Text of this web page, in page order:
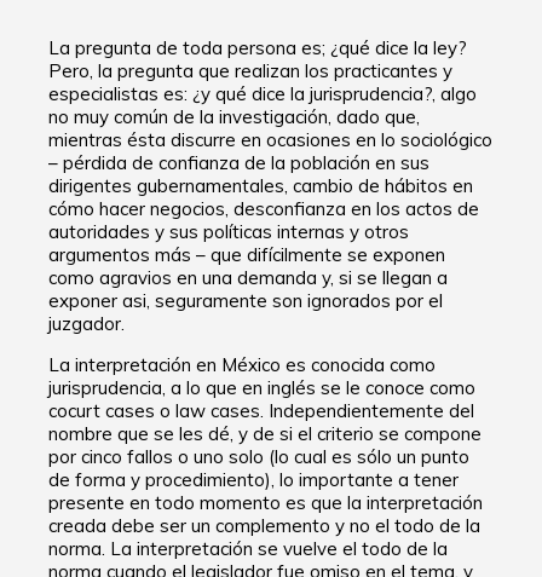
La pregunta de toda persona es; ¿qué dice la ley?
Pero, la pregunta que realizan los practicantes y
especialistas es: ¿y qué dice la jurisprudencia?, algo
no muy común de la investigación, dado que,
mientras ésta discurre en ocasiones en lo sociológico
– pérdida de confianza de la población en sus
dirigentes gubernamentales, cambio de hábitos en
cómo hacer negocios, desconfianza en los actos de
autoridades y sus políticas internas y otros
argumentos más – que difícilmente se exponen
como agravios en una demanda y, si se llegan a
exponer asi, seguramente son ignorados por el
juzgador.
La interpretación en México es conocida como
jurisprudencia, a lo que en inglés se le conoce como
cocurt cases o law cases. Independientemente del
nombre que se les dé, y de si el criterio se compone
por cinco fallos o uno solo (lo cual es sólo un punto
de forma y procedimiento), lo importante a tener
presente en todo momento es que la interpretación
creada debe ser un complemento y no el todo de la
norma. La interpretación se vuelve el todo de la
norma cuando el legislador fue omiso en el tema, y